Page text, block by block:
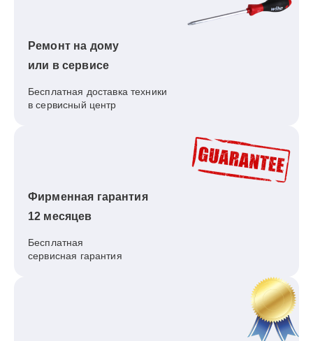
Ремонт на дому
или в сервисе
Бесплатная доставка техники
в сервисный центр
Фирменная гарантия
12 месяцев
Бесплатная
сервисная гарантия